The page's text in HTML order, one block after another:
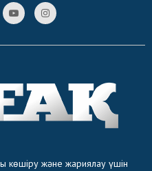
көшіру және жариялау үшін